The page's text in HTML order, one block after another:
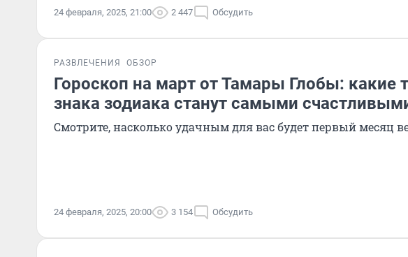
24 февраля, 2025, 21:00 2 447 Обсудить
РАЗВЛЕЧЕНИЯ ОБЗОР
Гороскоп на март от Тамары Глобы: какие
знака зодиака станут самыми
Смотрите, насколько удачным для вас будет первый месяц
24 февраля, 2025, 20:00 3 154 Обсудить